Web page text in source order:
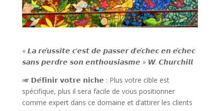
« 𝙇𝙖 𝙧𝙚́𝙪𝙨𝙨𝙞𝙩𝙚 𝙘’𝙚𝙨𝙩 𝙙𝙚 𝙥𝙖𝙨𝙨𝙚𝙧 𝙙’𝙚́𝙘𝙝𝙚𝙘 𝙚𝙣 𝙚́𝙘𝙝𝙚𝙘
𝙨𝙖𝙣𝙨 𝙥𝙚𝙧𝙙𝙧𝙚 𝙨𝙤𝙣 𝙚𝙣𝙩𝙝𝙤𝙪𝙨𝙞𝙖𝙨𝙢𝙚 » 𝙒. 𝘾𝙝𝙪𝙧𝙘𝙝𝙞𝙡𝙡
🎺 𝗗𝗲́𝗳𝗶𝗻𝗶𝗿 𝘃𝗼𝘁𝗿𝗲 𝗻𝗶𝗰𝗵𝗲 : Plus votre cible est
spécifique, plus il sera facile de vous positionner
comme expert dans ce domaine et d’attirer les clients